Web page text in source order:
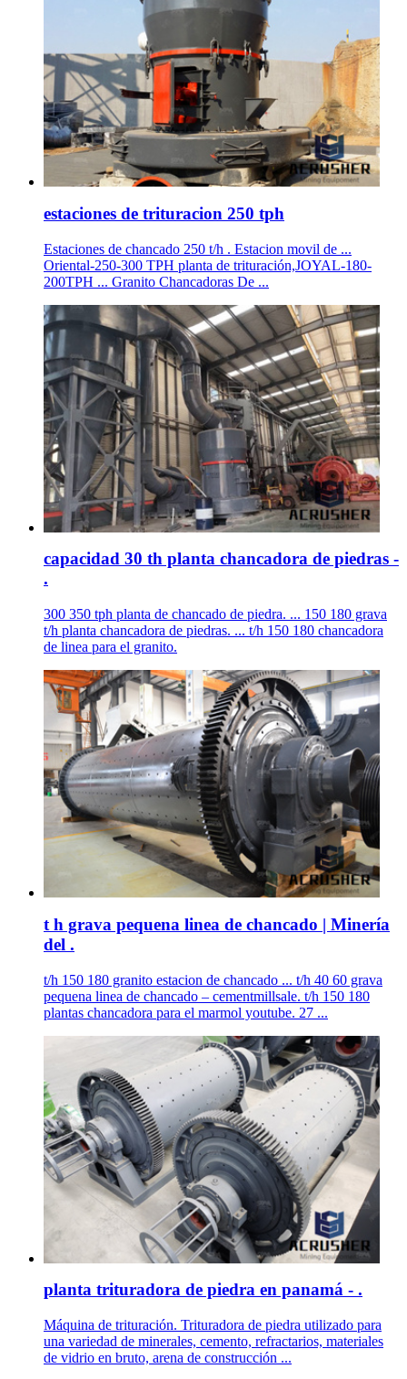
estaciones de trituracion 250 tph
Estaciones de chancado 250 t/h . Estacion movil de ...
Oriental-250-300 TPH planta de trituración,JOYAL-180-
200TPH ... Granito Chancadoras De ...
capacidad 30 th planta chancadora de piedras -
.
300 350 tph planta de chancado de piedra. ... 150 180 grava
t/h planta chancadora de piedras. ... t/h 150 180 chancadora
de linea para el granito.
t h grava pequena linea de chancado | Minería
del .
t/h 150 180 granito estacion de chancado ... t/h 40 60 grava
pequena linea de chancado – cementmillsale. t/h 150 180
plantas chancadora para el marmol youtube. 27 ...
planta trituradora de piedra en panamá - .
Máquina de trituración. Trituradora de piedra utilizado para
una variedad de minerales, cemento, refractarios, materiales
de vidrio en bruto, arena de construcción ...